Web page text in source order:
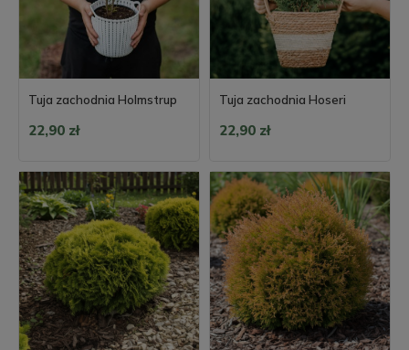
Tuja zachodnia Holmstrup
22,90 zł
Tuja zachodnia Hoseri
22,90 zł